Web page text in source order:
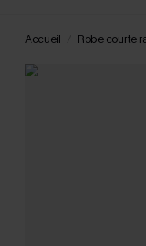
Accueil Robe courte